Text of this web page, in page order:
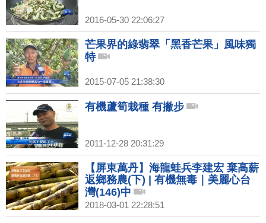
2016-05-30 22:06:27
芒果界的綠翡翠「黑香芒果」風味獨
特
2015-07-05 21:38:30
有機蘆筍栽種 有撇步
2011-12-28 20:31:29
【屏東萬丹】海龍蛙兵李建宏 棄高薪
返鄉務農(下) | 有機無毒｜美麗心台
灣(146)中
2018-03-01 22:28:51